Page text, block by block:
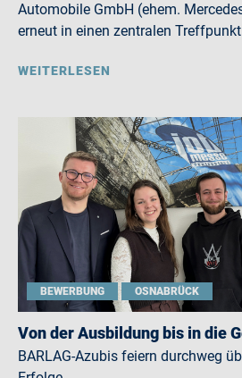
Automobile GmbH (ehem.
erneut in einen zentralen
WEITERLESEN
BEWERBUNG OSNABRÜCK
Von der Ausbildung bis in die
BARLAG-Azubis feiern durchweg